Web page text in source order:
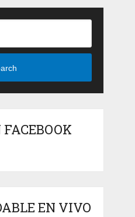
EN VIVO